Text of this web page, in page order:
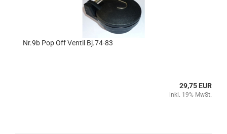
Nr.9b Pop Off Ventil Bj.74-83
29,75 EUR
inkl. 19% MwSt.